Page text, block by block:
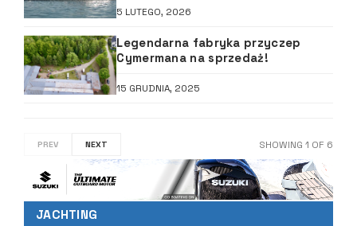
5 LUTEGO, 2026
Legendarna fabryka przyczep
Cymermana na sprzedaż!
15 GRUDNIA, 2025
PREV NEXT SHOWING 1 OF 6
JACHTING